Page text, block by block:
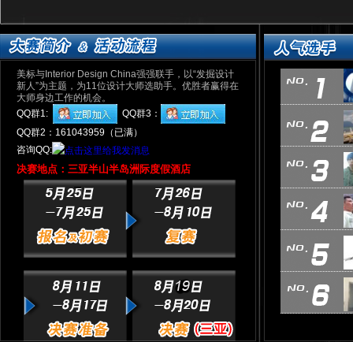
美标与Interior Design China强强联手，以“发掘设计
新人”为主题，为11位设计大师选助手。优胜者赢得在
大师身边工作的机会。
QQ群1:
QQ群3：
QQ群2：161043959（已满）
咨询QQ:
决赛地点：三亚半山半岛洲际度假酒店